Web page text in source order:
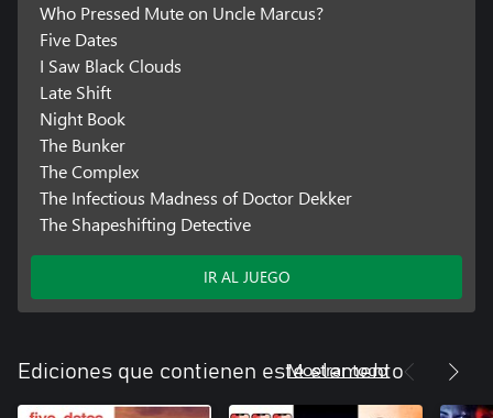
Who Pressed Mute on Uncle Marcus?
Five Dates
I Saw Black Clouds
Late Shift
Night Book
The Bunker
The Complex
The Infectious Madness of Doctor Dekker
The Shapeshifting Detective
IR AL JUEGO
Ediciones que contienen este elemento
Mostrar todo